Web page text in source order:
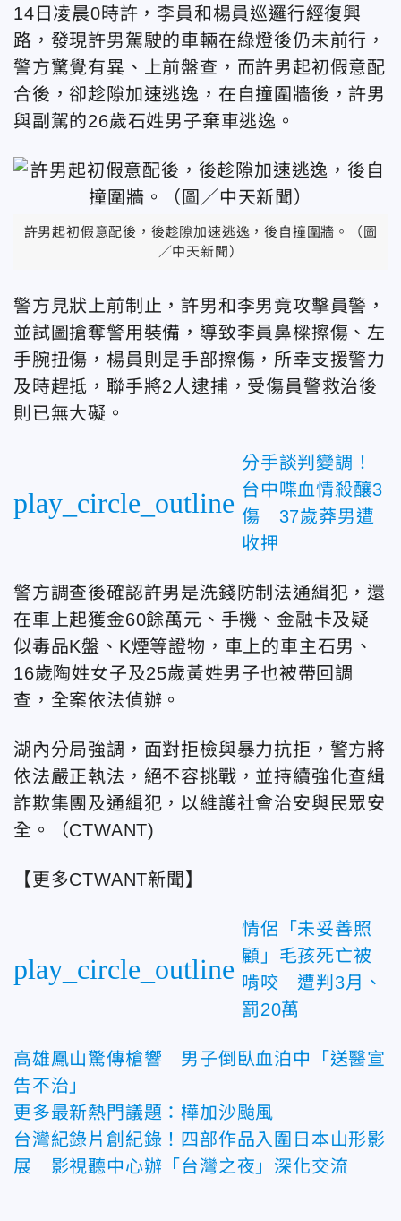
14日凌晨0時許，李員和楊員巡邏行經復興
路，發現許男駕駛的車輛在綠燈後仍未前行，
警方驚覺有異、上前盤查，而許男起初假意配
合後，卻趁隙加速逃逸，在自撞圍牆後，許男
與副駕的26歲石姓男子棄車逃逸。
許男起初假意配後，後趁隙加速逃逸，後自撞圍牆。（圖
／中天新聞）
警方見狀上前制止，許男和李男竟攻擊員警，
並試圖搶奪警用裝備，導致李員鼻樑擦傷、左
手腕扭傷，楊員則是手部擦傷，所幸支援警力
及時趕抵，聯手將2人逮捕，受傷員警救治後
則已無大礙。
play_circle_outline
分手談判變調！
台中喋血情殺釀3
傷 37歲莽男遭
收押
警方調查後確認許男是洗錢防制法通緝犯，還
在車上起獲金60餘萬元、手機、金融卡及疑
似毒品K盤、K煙等證物，車上的車主石男、
16歲陶姓女子及25歲黃姓男子也被帶回調
查，全案依法偵辦。
湖內分局強調，面對拒檢與暴力抗拒，警方將
依法嚴正執法，絕不容挑戰，並持續強化查緝
詐欺集團及通緝犯，以維護社會治安與民眾安
全。（CTWANT)
【更多CTWANT新聞】
play_circle_outline
情侶「未妥善照
顧」毛孩死亡被
啃咬 遭判3月、
罰20萬
高雄鳳山驚傳槍響 男子倒臥血泊中「送醫宣
告不治」
更多最新熱門議題：樺加沙颱風
台灣紀錄片創紀錄！四部作品入圍日本山形影
展 影視聽中心辦「台灣之夜」深化交流